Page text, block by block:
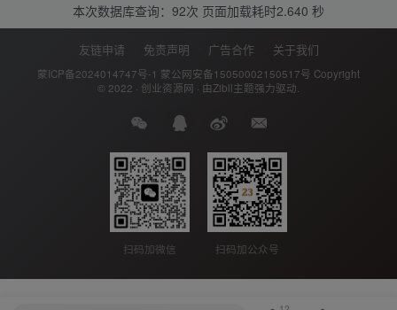
本次数据库查询：92次 页面加载耗时2.640 秒
友链申请 免责声明 广告合作 关于我们
蒙ICP备2024014747号-1 蒙公网安备15050002150517号 Copyright
© 2022 · 创业资源网 · 由Zibll主题强力驱动.
扫码加微信 扫码加公众号